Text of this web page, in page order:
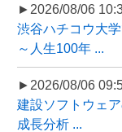
►2026/08/06
渋谷ハチコウ大
～人生100年 ...
►2026/08/06
建設ソフトウェ
成長分析 ...